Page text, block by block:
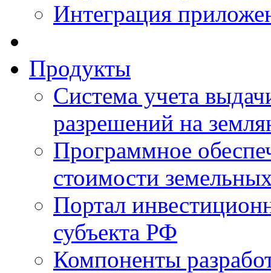
Интеграция
Продукты
Система учета
разрешений на
Программное
стоимости
Портал
субъекта РФ
Компоненты